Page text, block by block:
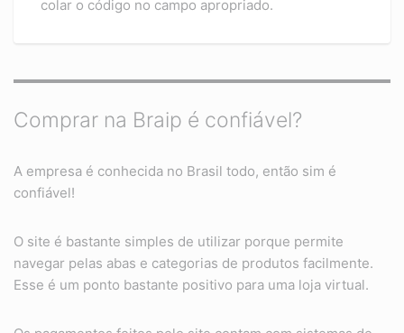
colar o código no campo apropriado.
Comprar na Braip é confiável?
A empresa é conhecida no Brasil todo, então sim é
confiável!
O site é bastante simples de utilizar porque permite
navegar pelas abas e categorias de produtos facilmente.
Esse é um ponto bastante positivo para uma loja virtual.